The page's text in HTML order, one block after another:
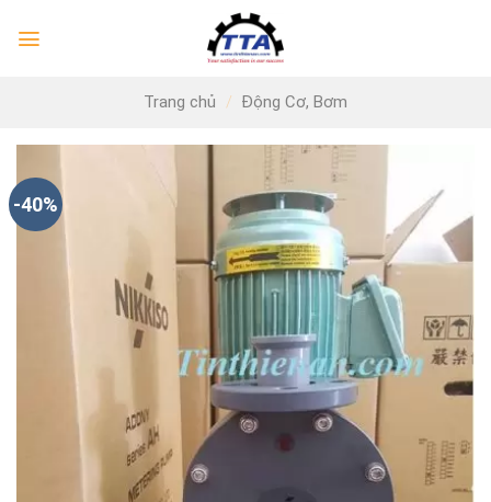
Trang chủ / Động Cơ, Bơm
-40%